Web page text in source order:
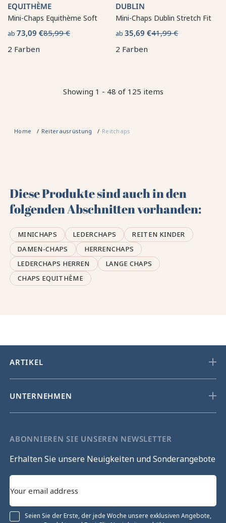
EQUITHÈME
Mini-Chaps Equithème Soft
ab 73,09 €85,99 €
2 Farben
DUBLIN
Mini-Chaps Dublin Stretch Fit
ab 35,69 €41,99 €
2 Farben
Showing 1 - 48 of 125 items
Home Reiterausrüstung Reitchaps
Diese Produkte sind auch in den
folgenden Abschnitten vorhanden:
MINICHAPS LEDERCHAPS
REITEN KINDER
DAMEN-CHAPS
HERRENCHAPS
LEDERCHAPS HERREN
LANGE CHAPS
CHAPS EQUITHÈME
ARTIKEL
UNTERNEHMEN
ABONNIEREN SIE UNSEREN NEWSLETTER
Erhalten Sie unsere Neuigkeiten und Sonderangebote
Seien Sie der Erste, der jede Woche unsere exklusiven Angebote,